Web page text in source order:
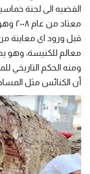
القضيه الى لجنة
قبل ورود اى معاينة
معالم للكنيسة، وهو
ومنه الحكم التاريخي
أن الكنائس مثل